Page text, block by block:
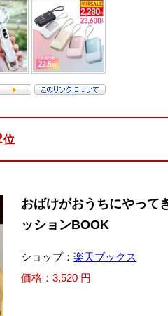
位
おばけがおうちにやって
ッションBOOK
ショップ： 楽天ブックス
価格：3,520 円